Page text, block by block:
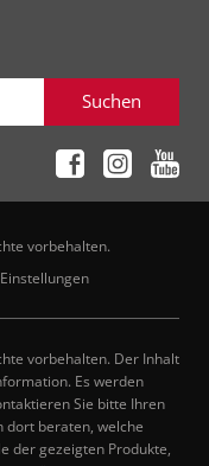
Suchen
vorbehalten.
vorbehalten. Der Inhalt
Es werden
Sie bitte Ihren
dort beraten, welche
der gezeigten Produkte,